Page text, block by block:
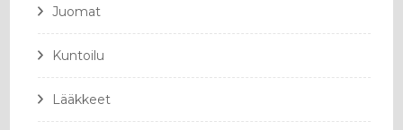
Juomat
Kuntoilu
Lääkkeet